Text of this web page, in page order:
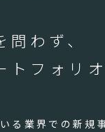
わず、
トフォリ
る業界での新規